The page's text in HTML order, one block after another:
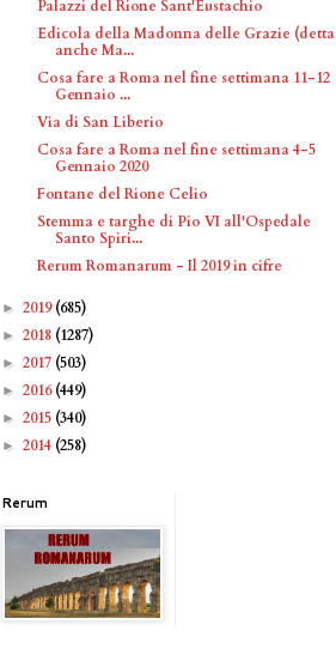
Palazzi del Rione Sant'Eustachio
Edicola della Madonna delle Grazie (detta
anche Ma...
Cosa fare a Roma nel fine settimana 11-12
Gennaio ...
Via di San Liberio
Cosa fare a Roma nel fine settimana 4-5
Gennaio 2020
Fontane del Rione Celio
Stemma e targhe di Pio VI all'Ospedale
Santo Spiri...
Rerum Romanarum - Il 2019 in cifre
► 2019(685)
► 2018 (1287)
► 2017 (503)
► 2016(449)
► 2015 (340)
► 2014 (258)
Rerum